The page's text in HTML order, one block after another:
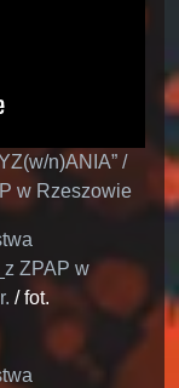
n)ANIA” /
w Rzeszowie
ZPAP w
/ fot.